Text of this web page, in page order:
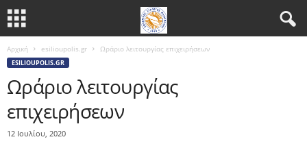
Αρχική esilioupolis.gr Ωράριο λειτουργίας επιχειρήσεων
ESILIOUPOLIS.GR
Ωράριο λειτουργίας
επιχειρήσεων
12 Ιουλίου, 2020